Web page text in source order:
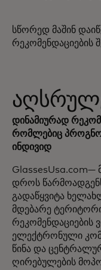
სწორედ მაშინ
რეკომენდაციების
დინამიურად
რომლებიც
ინდივიდ
GlassesUsa.com—
დროს
გადაწყვიტა
მდებარე
რეკომენდაციების
ელექტრონული
წინა და
ღირებულების